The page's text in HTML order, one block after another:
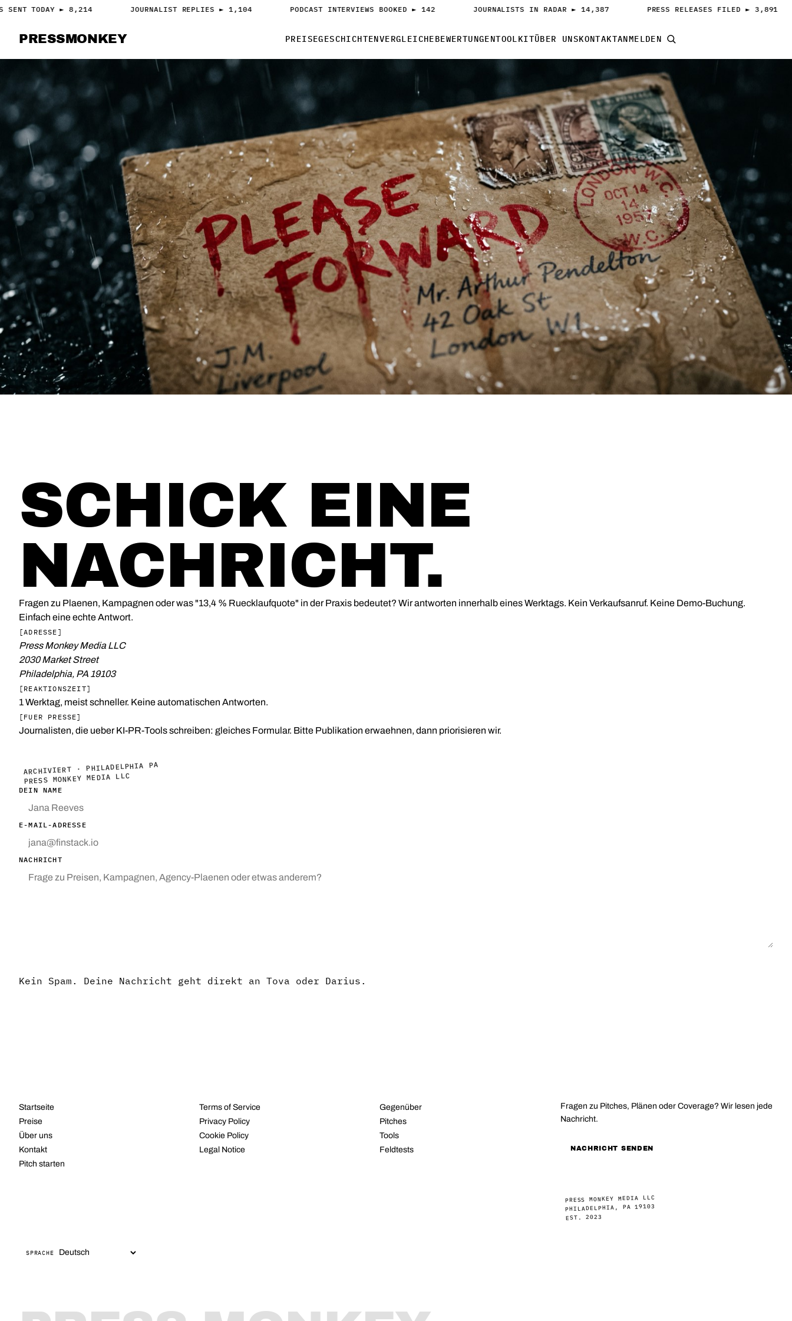
SENT TODAY ► 8,214 JOURNALIST REPLIES ► 1,104 PODCAST INTERVIEWS BOOKED ► 142 JOURNALISTS IN RADAR ► 14,387 PRESS RELEASES FILED ► 3,891
PRESSMONKEY PREISEGESCHICHTENVERGLEICHEBEWERTUNGENTOOLKITÜBER UNSKONTAKTANMELDEN
SCHICK EINE
NACHRICHT.
Fragen zu Plaenen, Kampagnen oder was "13,4 % Ruecklaufquote" in der Praxis bedeutet? Wir antworten innerhalb eines Werktags. Kein Verkaufsanruf. Keine Demo-Buchung.
Einfach eine echte Antwort.
[ADRESSE]
Press Monkey Media LLC
2030 Market Street
Philadelphia, PA 19103
[REAKTIONSZEIT]
1 Werktag, meist schneller. Keine automatischen Antworten.
[FUER PRESSE]
Journalisten, die ueber KI-PR-Tools schreiben: gleiches Formular. Bitte Publikation erwaehnen, dann priorisieren wir.
ARCHIVIERT · PHILADELPHIA PA
PRESS MONKEY MEDIA LLC
DEIN NAME
E-MAIL-ADRESSE
NACHRICHT
Kein Spam. Deine Nachricht geht direkt an Tova oder Darius.
Startseite
Preise
Über uns
Kontakt
Pitch starten
Terms of Service
Privacy Policy
Cookie Policy
Legal Notice
Gegenüber
Pitches
Tools
Feldtests
Fragen zu Pitches, Plänen oder Coverage? Wir lesen jede
Nachricht.
NACHRICHT SENDEN
PRESS MONKEY MEDIA LLC
PHILADELPHIA, PA 19103
EST. 2023
SPRACHE